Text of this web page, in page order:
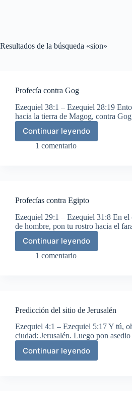
Resultados de la búsqueda «sion»
Profecía contra Gog
Ezequiel 38:1 – Ezequiel 28:19
hacia la tierra de Magog, contra
Continuar leyendo
Profecía
contra
1 comentario
Profecías contra Egipto
Ezequiel 29:1 – Ezequiel 31:8 En
de hombre, pon tu rostro hacia el
Continuar leyendo
Profecías
contra
1 comentario
Predicción del sitio de Jerusalén
Ezequiel 4:1 – Ezequiel 5:17 Y tú,
ciudad: Jerusalén. Luego pon
Continuar leyendo
Predicción